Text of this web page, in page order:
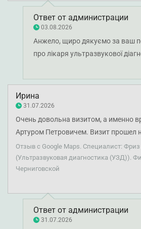
Ответ от администрации
03.08.2026
Анжело, щиро дякуємо за ваш
про лікаря ультразвукової
Ирина
31.07.2026
Очень довольна визитом, а именно
Артуром Петровичем. Визит прошел
уровне. Всё очень понравилось.
администратором Валентиной, ее
эмпатией и бережным отношением!
Отзыв с Google Maps. Специалист: Фриз
(Ультразвуковая диагностика (УЗД)).
Черниговской
Ответ от администрации
31.07.2026